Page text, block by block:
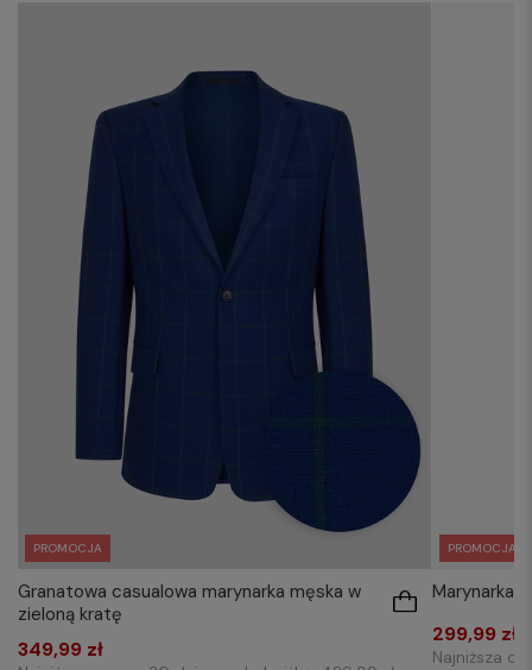
PROMOCJA
Granatowa casualowa marynarka męska w
zieloną kratę
349,99 zł
PROMOCJA
Marynarka
299,99 zł
Najniższa